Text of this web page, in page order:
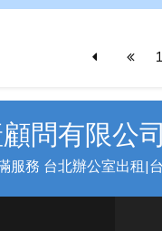
問有限公司
服務 台北辦公室出租|